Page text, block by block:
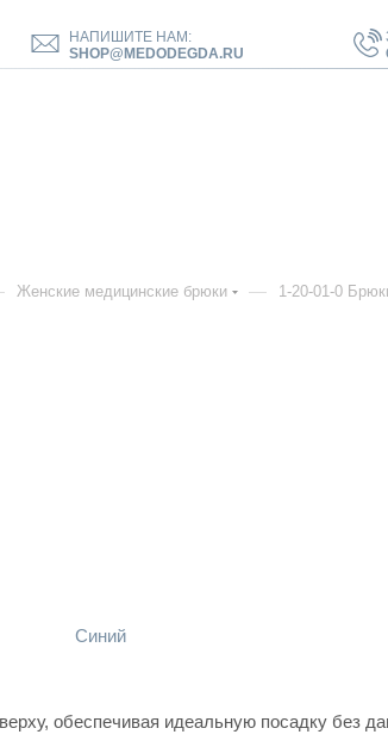
НАПИШИТЕ НАМ:
SHOP@MEDODEGDA.RU
Женские медицинские брюки — 1-20-01-0
Синий
обеспечивая идеальную посадку без